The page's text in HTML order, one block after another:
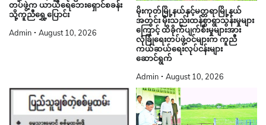
တပ်ဖွဲ့က ယာယီရေဘေးရှောင်စခန်း
သို့ကူညီရွှေ့ပြောင်း
Admin August 10, 2026
မိုးကုတ်မြို့နယ်နှင့်မတ္တရာမြို့နယ်
အတွင်း မိုးသည်းထန်စွာရွာသွန်းမှုများ
ကြောင့် ထိခိုက်ပျက်စီးမှုများအား
လုံခြုံရေးတပ်ဖွဲ့ဝင်များက ကူညီ
ကယ်ဆယ်ရေးလုပ်ငန်းများ
ဆောင်ရွက်
Admin August 10, 2026